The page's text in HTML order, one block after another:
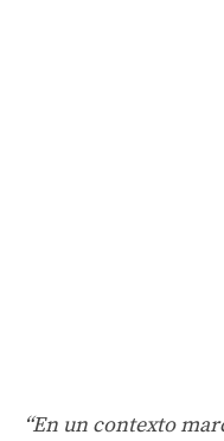
“En un contexto